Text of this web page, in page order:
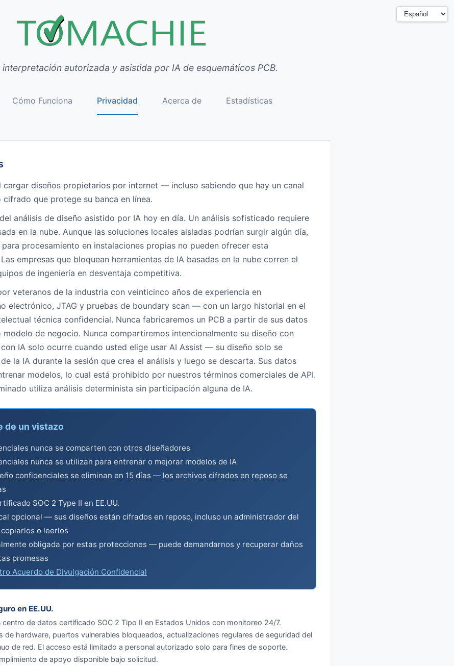
interpretación autorizada y asistida por IA de esquemáticos PCB.
Cómo Funciona Privacidad Acerca de Estadísticas
cargar diseños propietarios por internet — incluso sabiendo que hay un canal
cifrado que protege su banca en línea.
análisis de diseño asistido por IA hoy en día. Un análisis sofisticado requiere
en la nube. Aunque las soluciones locales aisladas podrían surgir algún día,
procesamiento en instalaciones propias no pueden ofrecer esta
empresas que bloquean herramientas de IA basadas en la nube corren el
de ingeniería en desventaja competitiva.
veteranos de la industria con veinticinco años de experiencia en
electrónico, JTAG y pruebas de boundary scan — con un largo historial en el
técnica confidencial. Nunca fabricaremos un PCB a partir de sus datos
modelo de negocio. Nunca compartiremos intencionalmente su diseño con
IA solo ocurre cuando usted elige usar AI Assist — su diseño solo se
la IA durante la sesión que crea el análisis y luego se descarta. Sus datos
modelos, lo cual está prohibido por nuestros términos comerciales de API.
utiliza análisis determinista sin participación alguna de IA.
de un vistazo
nunca se comparten con otros diseñadores
nunca se utilizan para entrenar o mejorar modelos de IA
confidenciales se eliminan en 15 días — los archivos cifrados en reposo se
SOC 2 Type II en EE.UU.
opcional — sus diseños están cifrados en reposo, incluso un administrador del
o leerlos
obligada por estas protecciones — puede demandarnos y recuperar daños
promesas
Acuerdo de Divulgación Confidencial
en EE.UU.
centro de datos certificado SOC 2 Tipo II en Estados Unidos con monitoreo 24/7.
de hardware, puertos vulnerables bloqueados, actualizaciones regulares de seguridad del
de red. El acceso está limitado a personal autorizado solo para fines de soporte.
de apoyo disponible bajo solicitud.